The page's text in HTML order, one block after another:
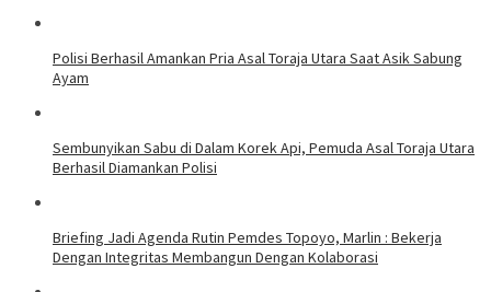
Polisi Berhasil Amankan Pria Asal Toraja Utara Saat Asik Sabung
Ayam
Sembunyikan Sabu di Dalam Korek Api, Pemuda Asal Toraja Utara
Berhasil Diamankan Polisi
Briefing Jadi Agenda Rutin Pemdes Topoyo, Marlin : Bekerja
Dengan Integritas Membangun Dengan Kolaborasi